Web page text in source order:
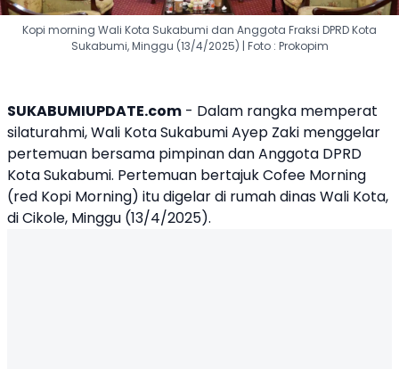
Kopi morning Wali Kota Sukabumi dan Anggota Fraksi DPRD Kota
Sukabumi, Minggu (13/4/2025) | Foto : Prokopim
SUKABUMIUPDATE.com - Dalam rangka memperat
silaturahmi,Wali Kota Sukabumi Ayep Zaki menggelar
pertemuan bersama pimpinan dan Anggota DPRD
Kota Sukabumi. Pertemuan bertajuk Cofee Morning
(red Kopi Morning) itu digelar di rumah dinas Wali Kota,
di Cikole, Minggu (13/4/2025).